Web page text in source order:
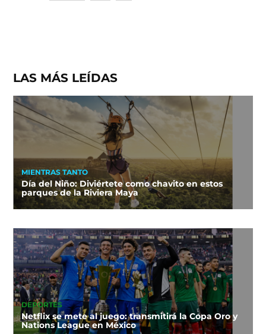
LAS MÁS LEÍDAS
MIENTRAS TANTO
Día del Niño: Diviértete como chavito en estos
parques de la Riviera Maya
DEPORTES
Netflix se mete al juego: transmitirá la Copa Oro y
Nations League en México